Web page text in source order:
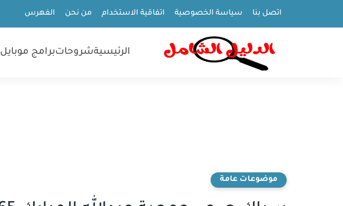
اتصل بنا سياسة الخصوصية اتفاقية الاستخدام من نحن الفهرس
الرئيسيةشروحاتبرامج موبايل
موضوعات عامة